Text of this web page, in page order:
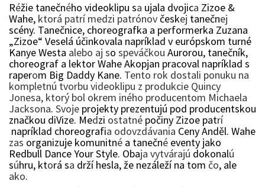
Réžie tanečného videoklipu sa ujala dvojica Zizoe &
Wahe, ktorá patrí medzi patrónovčeskej tanečnej
scény. Tanečnice, choreografka a performerka Zuzana
„Zizoe“ Veselá účinkovala napríklad v európskom turné
Kanye Westa alebo aj so speváčkou Aurorou, tanečník,
choreograf a lektor Wahe Akopjan pracoval napríklad s
raperom Big Daddy Kane. Tento rok dostali ponuku na
kompletnú tvorbu videoklipu z produkcie Quincy
Jonesa, ktorý bol okrem iného producentom Michaela
Jacksona. Svoje projekty prezentujú pod producentskou
značkou diVize. Medzi ostatné počiny Zizoe patrí
napríklad choreografia odovzdávania Ceny Anděl. Wahe
zas organizuje komunitné a tanečné eventy jako
Redbull Dance Your Style. Obaja vytvárajú dokonalú
súhru, ktorá sa drží hesla, že nezáleží na tom čo, ale
ako.